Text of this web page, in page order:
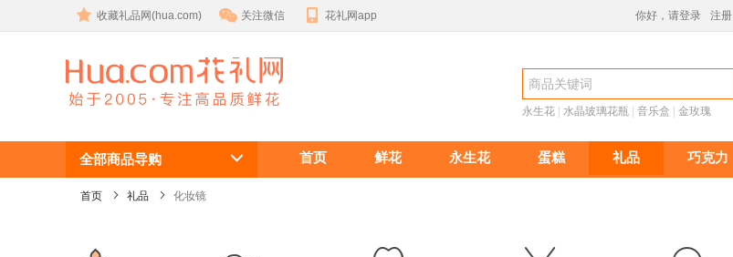
收藏礼品网(hua.com) 关注微信 花礼网app 你好，请登录 注册
化妆镜/包包
挂系列
永生花 水晶玻璃花瓶 音乐盒 金玫瑰
全部商品导购 首页 鲜花 永生花 蛋糕 礼品 巧克力
首页 礼品 化妆镜